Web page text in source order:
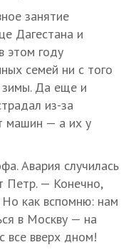
занятие
Дагестана и
этом году
семей ни с того
зимы. Да еще и
из-за
машин — а их у
Авария случилась
Петр. — Конечно,
Но как вспомню: нам
в Москву — на
все вверх дном!